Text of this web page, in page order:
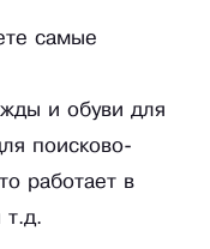
самые
и обуви для
поисково-
работает в
т.д.